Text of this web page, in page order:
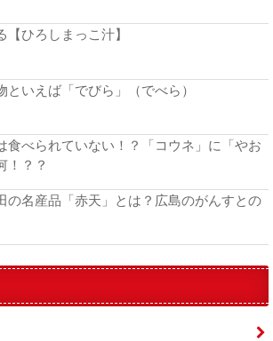
【ひろしまっこ汁】
といえば「でびら」（でべら）
食べられていない！？「コウネ」に「やお
！？？
の名産品「赤天」とは？広島のがんすとの